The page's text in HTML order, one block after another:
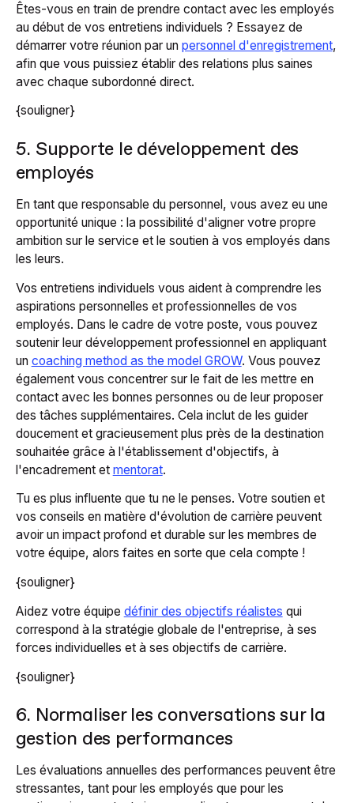
Êtes-vous en train de prendre contact avec les employés
au début de vos entretiens individuels ? Essayez de
démarrer votre réunion par un personnel d'enregistrement,
afin que vous puissiez établir des relations plus saines
avec chaque subordonné direct.
{souligner}
5. Supporte le développement des
employés
En tant que responsable du personnel, vous avez eu une
opportunité unique : la possibilité d'aligner votre propre
ambition sur le service et le soutien à vos employés dans
les leurs.
Vos entretiens individuels vous aident à comprendre les
aspirations personnelles et professionnelles de vos
employés. Dans le cadre de votre poste, vous pouvez
soutenir leur développement professionnel en appliquant
un coaching method as the model GROW. Vous pouvez
également vous concentrer sur le fait de les mettre en
contact avec les bonnes personnes ou de leur proposer
des tâches supplémentaires. Cela inclut de les guider
doucement et gracieusement plus près de la destination
souhaitée grâce à l'établissement d'objectifs, à
l'encadrement et mentorat.
Tu es plus influente que tu ne le penses. Votre soutien et
vos conseils en matière d'évolution de carrière peuvent
avoir un impact profond et durable sur les membres de
votre équipe, alors faites en sorte que cela compte !
{souligner}
Aidez votre équipe définir des objectifs réalistes qui
correspond à la stratégie globale de l'entreprise, à ses
forces individuelles et à ses objectifs de carrière.
{souligner}
6. Normaliser les conversations sur la
gestion des performances
Les évaluations annuelles des performances peuvent être
stressantes, tant pour les employés que pour les